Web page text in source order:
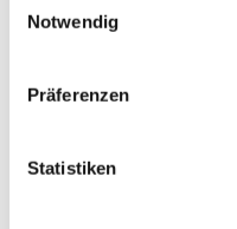
Notwendig
Präferenzen
Statistiken
Heimat 27 - 14165 Berlin